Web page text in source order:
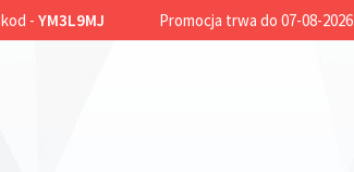
- YM3L9MJ Promocja trwa do 07-08-2026